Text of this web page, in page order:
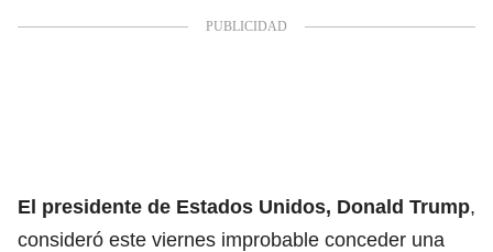
El presidente de Estados Unidos, Donald Trump,
consideró este viernes improbable conceder una